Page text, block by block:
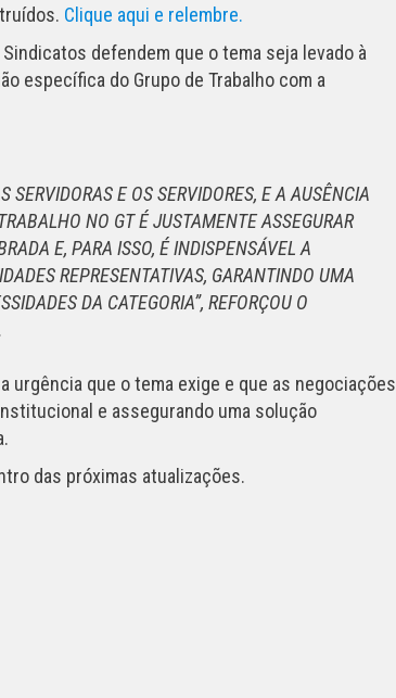
Clique aqui e relembre.
defendem que o tema seja levado à
específica do Grupo de Trabalho com a
E OS SERVIDORES, E A AUSÊNCIA
NO GT É JUSTAMENTE ASSEGURAR
E, PARA ISSO, É INDISPENSÁVEL A
REPRESENTATIVAS, GARANTINDO UMA
DA CATEGORIA”, REFORÇOU O
urgência que o tema exige e que as negociações
e assegurando uma solução
das próximas atualizações.